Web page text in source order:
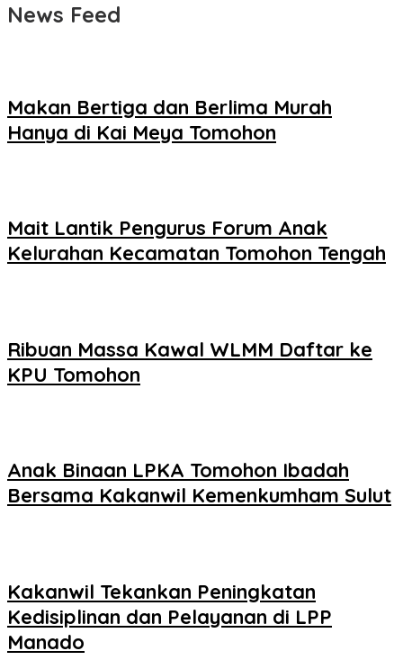
News Feed
Makan Bertiga dan Berlima Murah
Hanya di Kai Meya Tomohon
Mait Lantik Pengurus Forum Anak
Kelurahan Kecamatan Tomohon Tengah
Ribuan Massa Kawal WLMM Daftar ke
KPU Tomohon
Anak Binaan LPKA Tomohon Ibadah
Bersama Kakanwil Kemenkumham Sulut
Kakanwil Tekankan Peningkatan
Kedisiplinan dan Pelayanan di LPP
Manado